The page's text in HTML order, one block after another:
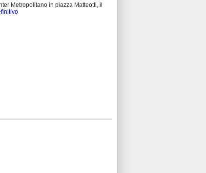
Metropolitano in piazza Matteotti, il